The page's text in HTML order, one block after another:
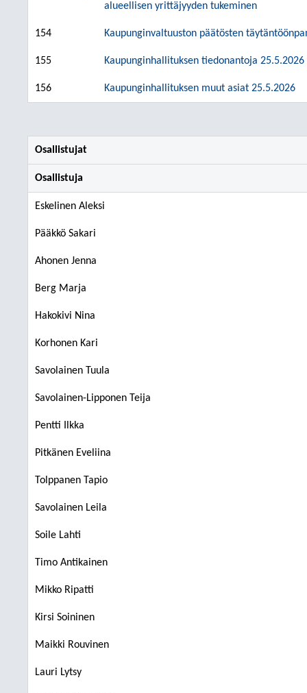
alueellisen yrittäjyyden tukeminen
154 Kaupunginvaltuuston päätösten
155 Kaupunginhallituksen tiedonantoja 25.5.2026
156 Kaupunginhallituksen muut asiat 25.5.2026
Osallistujat
Osallistuja
Eskelinen Aleksi
Pääkkö Sakari
Ahonen Jenna
Berg Marja
Hakokivi Nina
Korhonen Kari
Savolainen Tuula
Savolainen-Lipponen Teija
Pentti Ilkka
Pitkänen Eveliina
Tolppanen Tapio
Savolainen Leila
Soile Lahti
Timo Antikainen
Mikko Ripatti
Kirsi Soininen
Maikki Rouvinen
Lauri Lytsy